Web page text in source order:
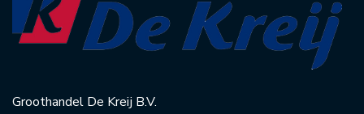
Groothandel De Kreij B.V.